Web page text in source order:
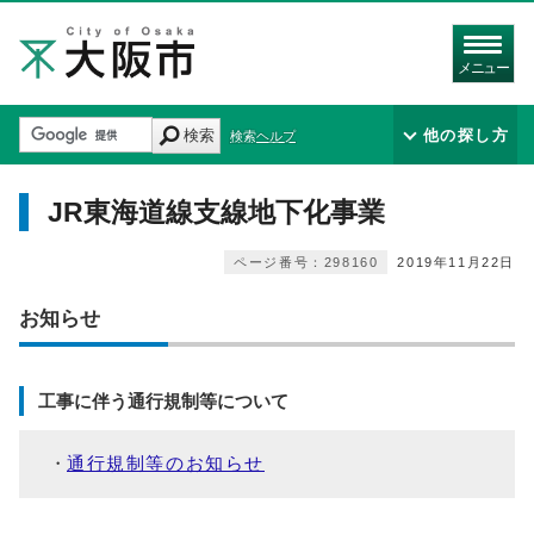
メニュー
検索 検索ヘルプ 他の探し方
JR東海道線支線地下化事業
2019年11月22日
ページ番号：298160
お知らせ
工事に伴う通行規制等について
通行規制等のお知らせ